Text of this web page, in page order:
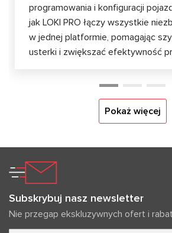
programowania i konfiguracji
jak LOKI PRO łączy wszystkie
w jednej platformie, pomagając
usterki i zwiększać efektywność
Pokaż więcej
Subskrybuj nasz newsletter
Nie przegap ekskluzywnych ofert i